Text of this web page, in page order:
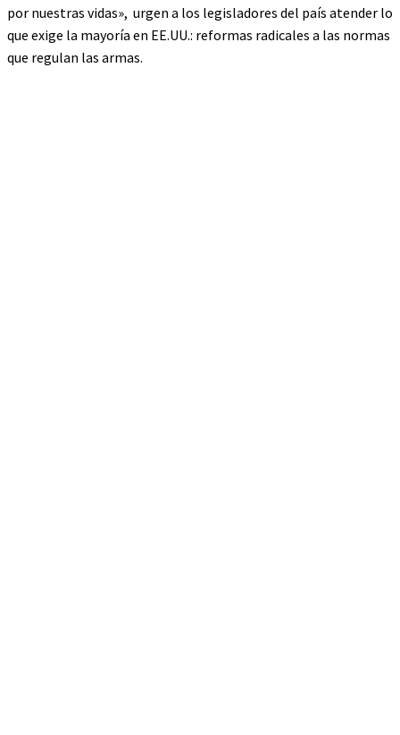
por nuestras vidas», urgen a los legisladores del país atender lo
que exige la mayoría en EE.UU.: reformas radicales a las normas
que regulan las armas.